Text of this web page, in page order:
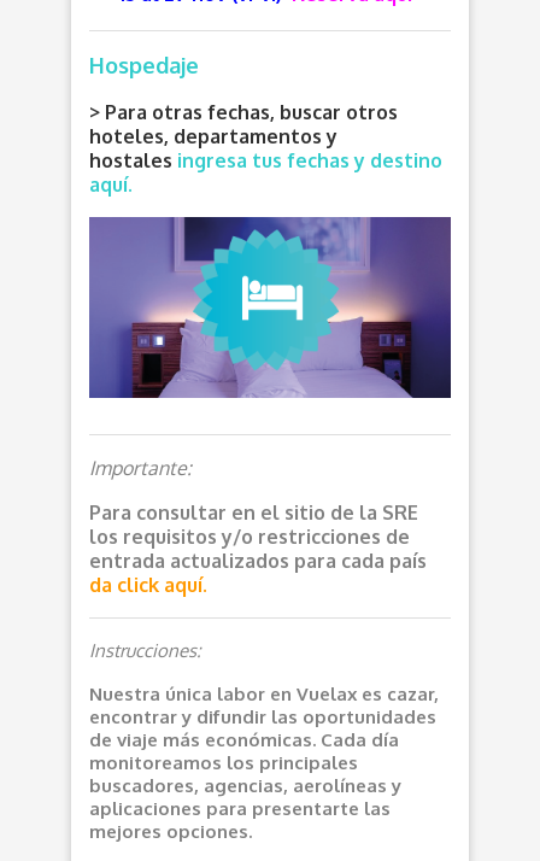
Hospedaje
> Para otras fechas, buscar otros
hoteles, departamentos y
hostales ingresa tus fechas y destino
aquí.
Importante:
Para consultar en el sitio de la SRE
los requisitos y/o restricciones de
entrada actualizados para cada país
da click aquí.
Instrucciones:
Nuestra única labor en Vuelax es cazar,
encontrar y difundir las oportunidades
de viaje más económicas. Cada día
monitoreamos los principales
buscadores, agencias, aerolíneas y
aplicaciones para presentarte las
mejores opciones.